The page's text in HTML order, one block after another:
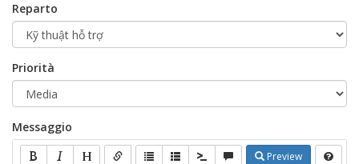
Reparto
Priorità
Messaggio
Preview